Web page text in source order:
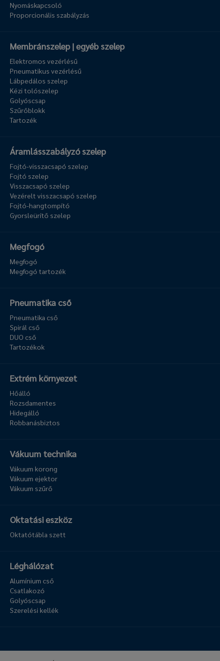
Nyomáskapcsoló
Proporcionális szabályzás
Membránszelep | egyéb szelep
Elektromos vezérlésű
Pneumatikus vezérlésű
Lábpedálos szelep
Kézi tolószelep
Golyóscsap
Szűrőblokk
Tartozék
Áramlásszabályzó szelep
Fojtó-visszacsapó szelep
Fojtó szelep
Visszacsapó szelep
Vezérelt visszacsapó szelep
Fojtó-hangtompító
Gyorsleürítő szelep
Megfogó
Megfogó
Megfogó tartozék
Pneumatika cső
Pneumatika cső
Spirál cső
DUO cső
Tartozékok
Extrém környezet
Hőálló
Rozsdamentes
Hidegálló
Robbanásbiztos
Vákuum technika
Vákuum korong
Vákuum ejektor
Vákuum szűrő
Oktatási eszköz
Oktatótábla szett
Léghálózat
Alumínium cső
Csatlakozó
Golyóscsap
Szerelési kellék